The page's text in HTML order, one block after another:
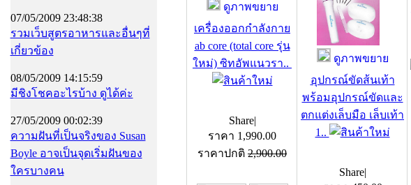
07/05/2009 23:48:38
รวมเว็บสูตรอาหารและอื่นๆที่
เกี่ยวข้อง
08/05/2009 14:15:59
มีชิงโชคอะไรบ้าง ดูได้ค่ะ
27/05/2009 00:02:39
ความฝันที่เป็นจริงของ Susan
Boyle อาจเป็นจุดเริ่มฝันของ
ใครบางคน
ดูภาพขยาย
เครื่องออกกำลังกาย
ab core (total core รุ่น
ใหม่) ซิทอัพแนวรา..
Share|
ราคา 1,990.00
ราคาปกติ 2,900.00
ดูภาพขยาย
อุปกรณ์ขัดส้นเท้า
พร้อมอุปกรณ์ขัดและ
ตกแต่งเล็บมือ เล็บเท้า
1..
Share|